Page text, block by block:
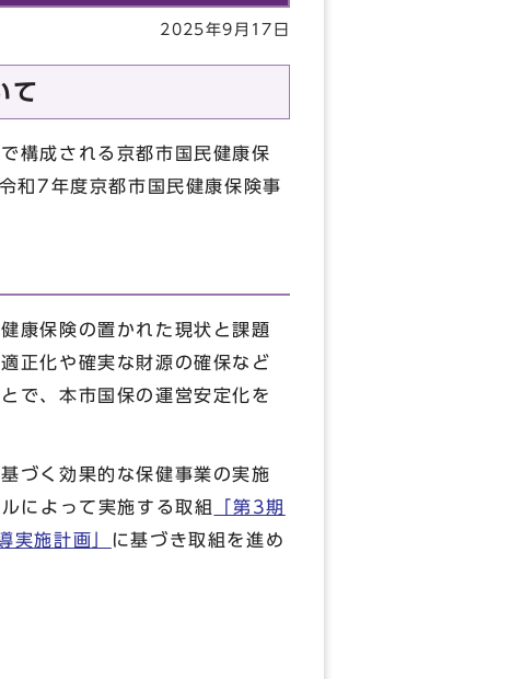
2025年9月17日
て
構成される京都市国民健康保
和7年度京都市国民健康保険事
康保険の置かれた現状と課題
正化や確実な財源の確保など
で、本市国保の運営安定化を
づく効果的な保健事業の実施
によって実施する取組
「第3期
実施計画」
に基づき取組を進め